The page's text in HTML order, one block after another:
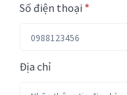
Số điện thoại *
Địa chỉ